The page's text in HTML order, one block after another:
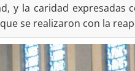
y la caridad expresadas
se realizaron con la